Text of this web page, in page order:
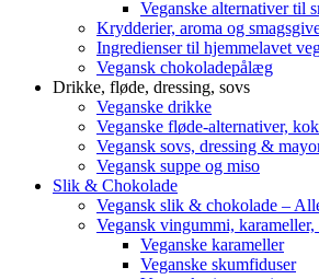
Veganske alternativer til
Krydderier, aroma og
Ingredienser til hjemmelavet
Vegansk chokoladepålæg
Drikke, fløde, dressing, sovs
Veganske drikke
Veganske fløde-alternativer,
Vegansk sovs, dressing &
Vegansk suppe og miso
Slik & Chokolade
Vegansk slik & chokolade –
Vegansk vingummi,
Veganske karameller
Veganske skumfiduser